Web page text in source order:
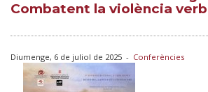
Combatent la violència
Diumenge, 6 de juliol de 2025 - Conferències